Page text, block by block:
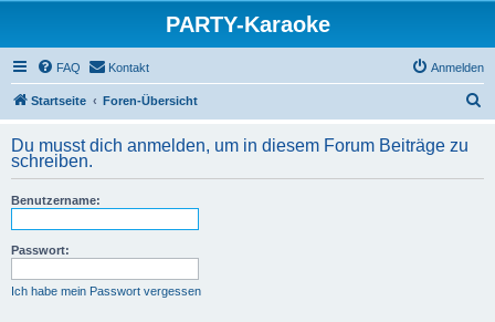
PARTY-Karaoke
FAQ Kontakt Anmelden
Startseite Foren-Übersicht
h
Du musst dich anmelden, um in diesem Forum Beiträge zu
schreiben.
Benutzername:
Passwort:
Ich habe mein Passwort vergessen